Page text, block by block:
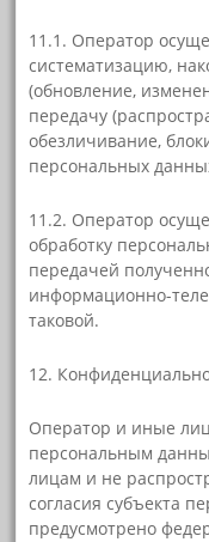
11.1. Оператор
систематизацию,
(обновление,
передачу
обезличивание,
персональных
11.2. Оператор
обработку
передачей
информационно-
таковой.
12.
Оператор и иные
персональным
лицам и не
согласия субъекта
предусмотрено